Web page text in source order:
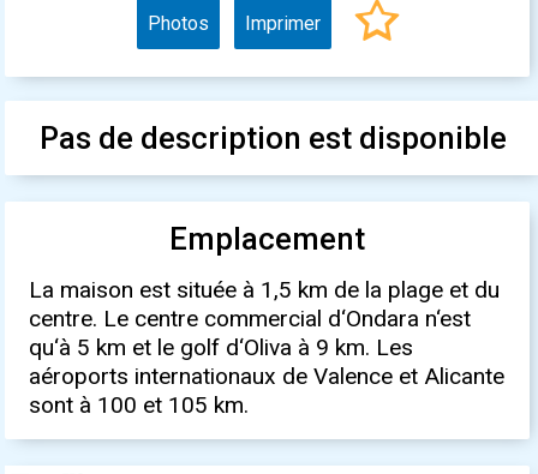
Photos Imprimer
Pas de description est disponible
Emplacement
La maison est située à 1,5 km de la plage et du
centre. Le centre commercial d‘Ondara n‘est
qu‘à 5 km et le golf d‘Oliva à 9 km. Les
aéroports internationaux de Valence et Alicante
sont à 100 et 105 km.